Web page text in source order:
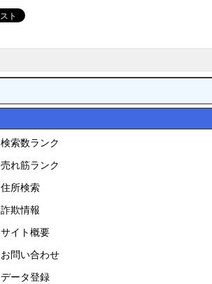
検索数ランク
売れ筋ランク
住所検索
詐欺情報
サイト概要
お問い合わせ
データ登録